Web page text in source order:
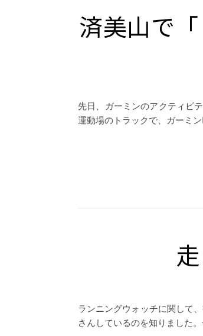
済美山で
先日、ガーミンのアクティビ
運動場のトラックで、ガーミ
ランニングウォッチに関して
さんしているのを知りました